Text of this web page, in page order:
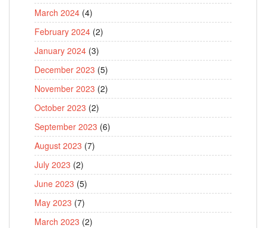
March 2024 (4)
February 2024 (2)
January 2024 (3)
December 2023 (5)
November 2023 (2)
October 2023 (2)
September 2023 (6)
August 2023 (7)
July 2023 (2)
June 2023 (5)
May 2023 (7)
March 2023 (2)